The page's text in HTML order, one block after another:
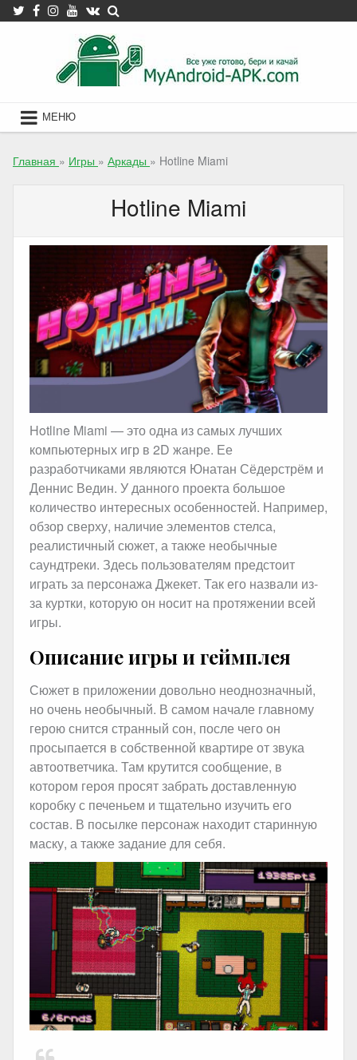
Skip
to
МЕНЮ
Главная » Игры » Аркады » Hotline Miami
Hotline Miami
Hotline Miami — это одна из самых лучших
компьютерных игр в 2D жанре. Ее
разработчиками являются Юнатан Сёдерстрём и
Деннис Ведин. У данного проекта большое
количество интересных особенностей. Например,
обзор сверху, наличие элементов стелса,
реалистичный сюжет, а также необычные
саундтреки. Здесь пользователям предстоит
играть за персонажа Джекет. Так его назвали из-
за куртки, которую он носит на протяжении всей
игры.
Описание игры и геймплея
Сюжет в приложении довольно неоднозначный,
но очень необычный. В самом начале главному
герою снится странный сон, после чего он
просыпается в собственной квартире от звука
автоответчика. Там крутится сообщение, в
котором героя просят забрать доставленную
коробку с печеньем и тщательно изучить его
состав. В посылке персонаж находит старинную
маску, а также задание для себя.